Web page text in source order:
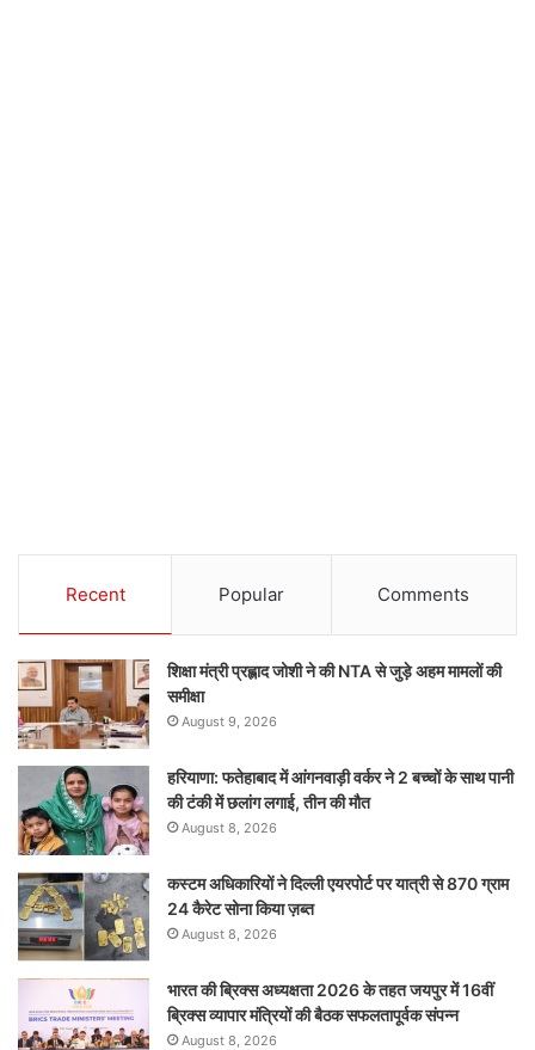
Recent Popular Comments
शिक्षा मंत्री प्रह्लाद जोशी ने की NTA से जुड़े अहम मामलों की
समीक्षा
August 9, 2026
हरियाणा: फतेहाबाद में आंगनवाड़ी वर्कर ने 2 बच्चों के साथ पानी
की टंकी में छलांग लगाई, तीन की मौत
August 8, 2026
कस्टम अधिकारियों ने दिल्ली एयरपोर्ट पर यात्री से 870 ग्राम
24 कैरेट सोना किया ज़ब्त
August 8, 2026
भारत की ब्रिक्‍स अध्यक्षता 2026 के तहत जयपुर में 16वीं
ब्रिक्‍स व्यापार मंत्रियों की बैठक सफलतापूर्वक संपन्न
August 8, 2026